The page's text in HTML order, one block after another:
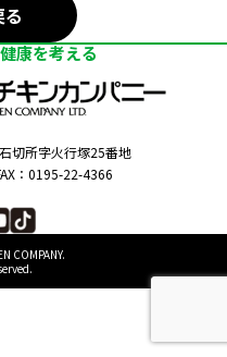
康を考える
切所字火行塚25番地
：0195-22-4366
COMPANY.